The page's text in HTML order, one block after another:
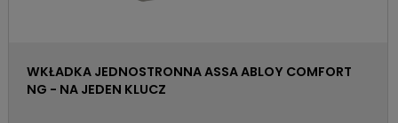
WKŁADKA JEDNOSTRONNA ASSA ABLOY COMFORT
NG - NA JEDEN KLUCZ